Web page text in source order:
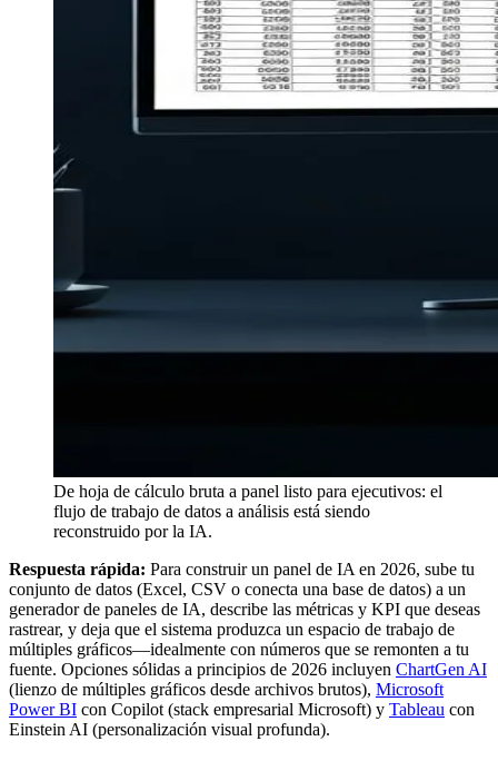
De hoja de cálculo bruta a panel listo para ejecutivos: el
flujo de trabajo de datos a análisis está siendo
reconstruido por la IA.
Respuesta rápida: Para construir un panel de IA en 2026, sube tu
conjunto de datos (Excel, CSV o conecta una base de datos) a un
generador de paneles de IA, describe las métricas y KPI que deseas
rastrear, y deja que el sistema produzca un espacio de trabajo de
múltiples gráficos—idealmente con números que se remonten a tu
fuente. Opciones sólidas a principios de 2026 incluyen ChartGen AI
(lienzo de múltiples gráficos desde archivos brutos), Microsoft
Power BI con Copilot (stack empresarial Microsoft) y Tableau con
Einstein AI (personalización visual profunda).